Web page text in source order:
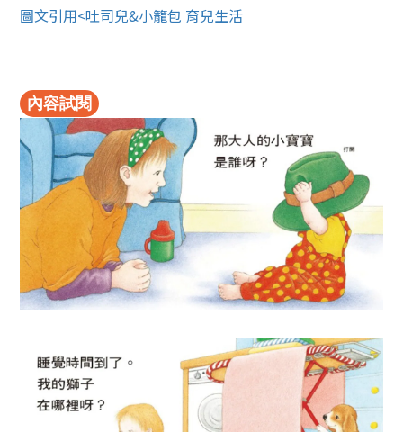
圖文引用<吐司兒&小籠包 育兒生活
內容試閱